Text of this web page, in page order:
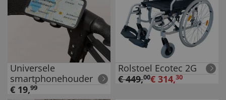
Universele
smartphonehouder
€ 19,99
Rolstoel Ecotec 2G
€449,00€ 314,30